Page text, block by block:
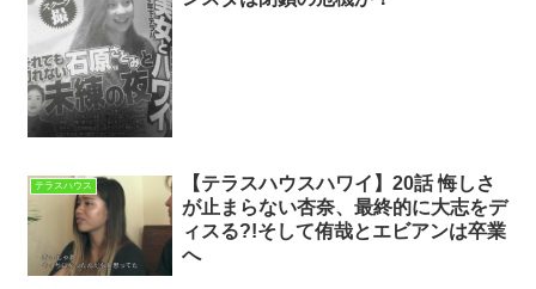
テラスハウス
【テラスハウスハワイ】20話 悔しさ
が止まらない杏奈、最終的に大志をデ
ィスる?!そして侑哉とエビアンは卒業
へ